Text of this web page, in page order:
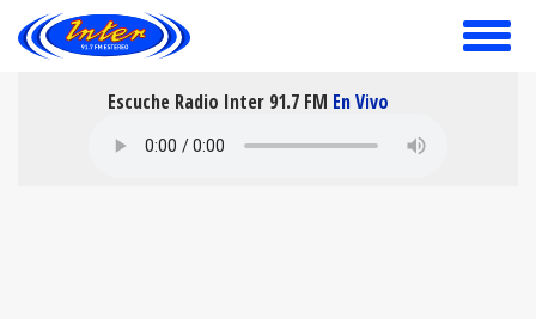
toggle
Escuche Radio Inter 91.7 FM En Vivo